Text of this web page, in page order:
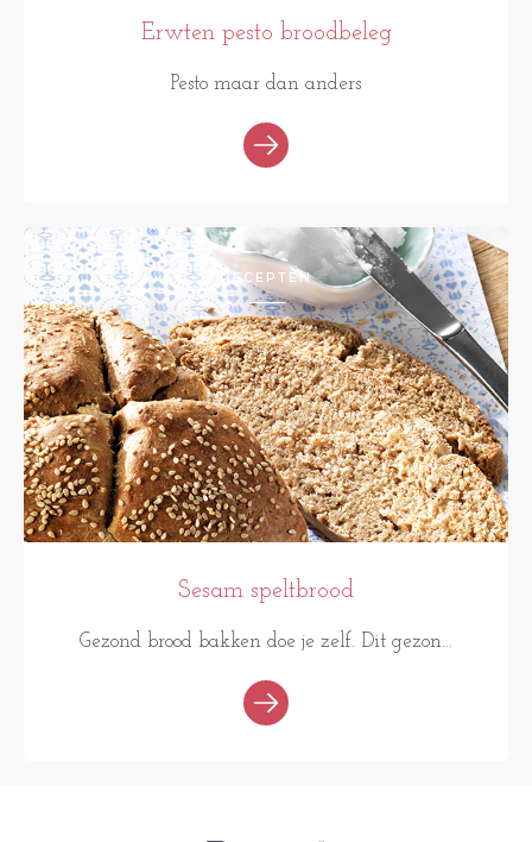
Erwten pesto broodbeleg
Pesto maar dan anders
RECEPTEN
Sesam speltbrood
Gezond brood bakken doe je zelf. Dit gezon...